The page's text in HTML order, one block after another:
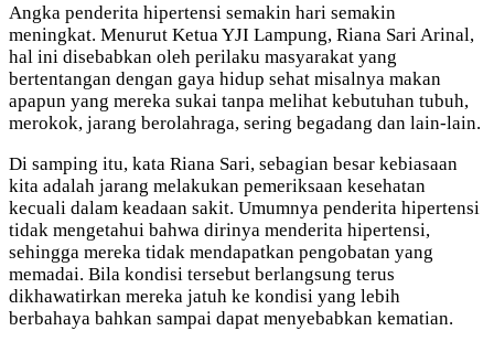
Angka penderita hipertensi semakin hari semakin
meningkat. Menurut Ketua YJI Lampung, Riana Sari Arinal,
hal ini disebabkan oleh perilaku masyarakat yang
bertentangan dengan gaya hidup sehat misalnya makan
apapun yang mereka sukai tanpa melihat kebutuhan tubuh,
merokok, jarang berolahraga, sering begadang dan lain-lain.
Di samping itu, kata Riana Sari, sebagian besar kebiasaan
kita adalah jarang melakukan pemeriksaan kesehatan
kecuali dalam keadaan sakit. Umumnya penderita hipertensi
tidak mengetahui bahwa dirinya menderita hipertensi,
sehingga mereka tidak mendapatkan pengobatan yang
memadai. Bila kondisi tersebut berlangsung terus
dikhawatirkan mereka jatuh ke kondisi yang lebih
berbahaya bahkan sampai dapat menyebabkan kematian.